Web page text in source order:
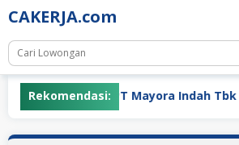
Skip
to
content
CAKERJA.com
Rekomendasi:PT Mayora Indah Tbk